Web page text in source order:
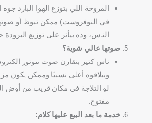
المروحة اللي بتوزع الهوا البارد
في النوفروست) ممكن تبوظ أو
الناس، وده بيأثر على توزيع البرودة
صوتها عالي شوية؟
ناس كتير بتقارن صوت موتور
وبيلاقوه أعلى نسبيًا وممكن يكون
لو التلاجة في مكان قريب من أوض
مفتوح.
خدمة ما بعد البيع عليها كلام: